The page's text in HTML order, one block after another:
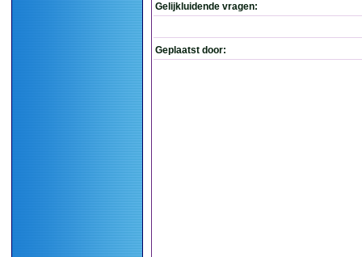
Gelijkluidende vragen:
Geplaatst door: